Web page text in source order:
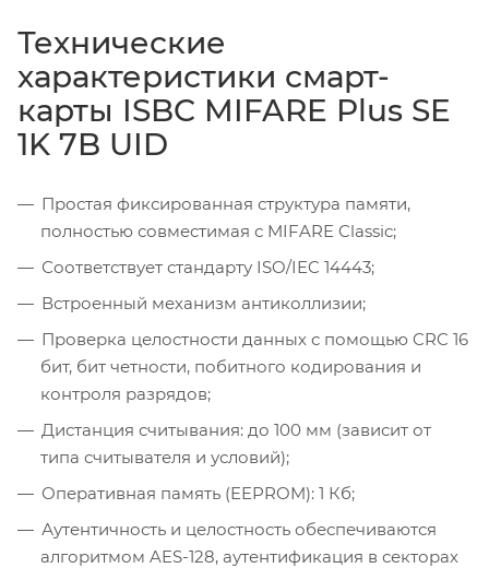
Технические
характеристики смарт-
карты ISBC MIFARE Plus SE
1K 7B UID
Простая фиксированная структура памяти,
полностью совместимая с MIFARE Classic;
Соответствует стандарту ISO/IEC 14443;
Встроенный механизм антиколлизии;
Проверка целостности данных с помощью CRC 16
бит, бит четности, побитного кодирования и
контроля разрядов;
Дистанция считывания: до 100 мм (зависит от
типа считывателя и условий);
Оперативная память (EEPROM): 1 Кб;
Аутентичность и целостность обеспечиваются
алгоритмом AES-128, аутентификация в секторах